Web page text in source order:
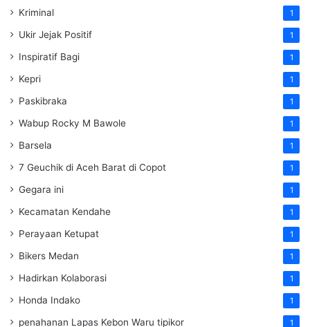
Kriminal 1
Ukir Jejak Positif 1
Inspiratif Bagi 1
Kepri 1
Paskibraka 1
Wabup Rocky M Bawole 1
Barsela 1
7 Geuchik di Aceh Barat di Copot 1
Gegara ini 1
Kecamatan Kendahe 1
Perayaan Ketupat 1
Bikers Medan 1
Hadirkan Kolaborasi 1
Honda Indako 1
penahanan Lapas Kebon Waru tipikor 1